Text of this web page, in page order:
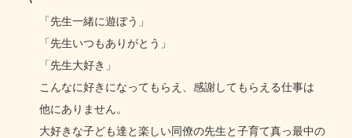
「先生一緒に遊ぼう」
「先生いつもありがとう」
「先生大好き」
こんなに好きになってもらえ、 感謝してもらえる仕事は
他にありません。
大好きな子ども達と楽しい同僚の先生と 子育て真っ最中の